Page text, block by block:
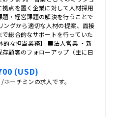
拠点を置く企業に対して人材採用
題・経営課題の解決を行うことで
ングから適切な人材の提案、面接
総合的なサポートを行っていた
的な担当業務】 ■法人営業 ・新
顧客のフォローアップ（主に日
(USD)
ーチミンの求人です。